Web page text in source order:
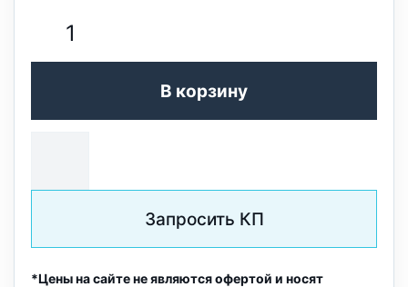
В корзину
Запросить КП
*Цены на сайте не являются офертой и носят